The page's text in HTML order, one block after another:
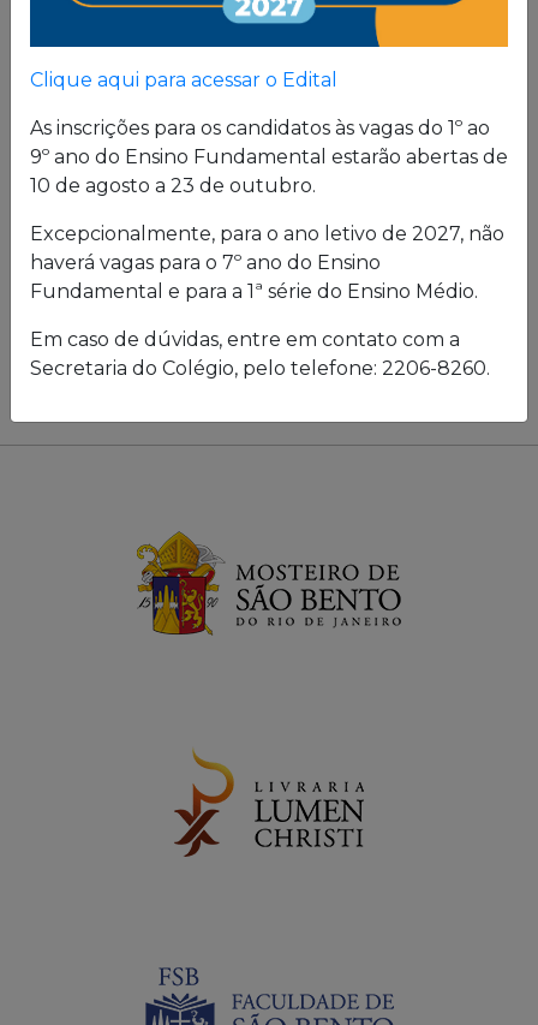
6º ao 9º ano - 2ª a 6ª feira das 7h30min
eventualmente, provas e atividades
festivas das 7h30min às 11h30min.
Mensalidades de 2026
12 parcelas de R$ 6.494,08. *Ou
pagamento à vista da anuidade com 9%
de desconto - R$ 70.915,36. Incluídos
almoço e dois lanches diários.
Clique aqui para acessar o Edital
As inscrições para os candidatos às vagas do 1º ao
9º ano do Ensino Fundamental estarão abertas de
10 de agosto a 23 de outubro.
Excepcionalmente, para o ano letivo de 2027, não
haverá vagas para o 7º ano do Ensino
Fundamental e para a 1ª série do Ensino Médio.
Em caso de dúvidas, entre em contato com a
Secretaria do Colégio, pelo telefone: 2206-8260.